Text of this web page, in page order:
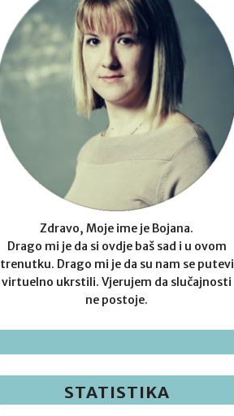
Zdravo, Moje ime je Bojana.
Drago mi je da si ovdje baš sad i u ovom
trenutku. Drago mi je da su nam se putevi
virtuelno ukrstili. Vjerujem da slučajnosti
ne postoje.
STATISTIKA